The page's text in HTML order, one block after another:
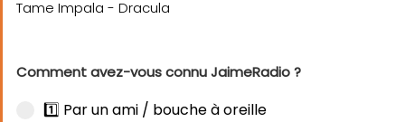
Comment avez-vous connu JaimeRadio ?
1️⃣ Par un ami / bouche à oreille